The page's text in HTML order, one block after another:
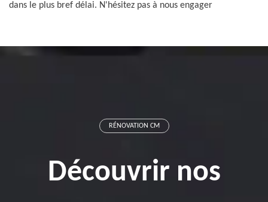
dans le plus bref délai. N'hésitez pas à nous engager
RÉNOVATION CM
Découvrir nos